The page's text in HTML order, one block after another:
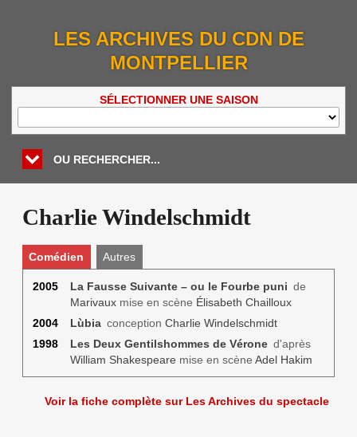
LES ARCHIVES DU CDN DE
MONTPELLIER
SÉLECTIONNER UNE SAISON
OU RECHERCHER...
Charlie Windelschmidt
Comédien Autres
2005 La Fausse Suivante – ou le Fourbe puni de
Marivauxmise en scène Élisabeth Chailloux
2004
Lùbiaconception Charlie Windelschmidt
1998
Les Deux Gentilshommes de Véroned'après
William Shakespeare mise en scène Adel Hakim
Voir la fiche complète sur Les Archives du spectacle